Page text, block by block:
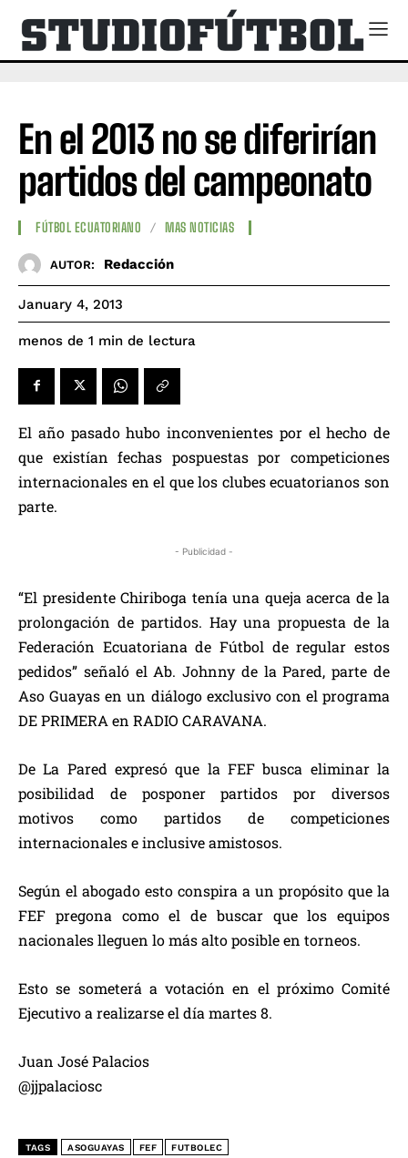
En el 2013 no se diferirían
partidos del campeonato
FÚTBOL ECUATORIANO MAS NOTICIAS
AUTOR: Redacción
January 4, 2013
menos de 1 min de lectura
El año pasado hubo inconvenientes por el hecho de
que existían fechas pospuestas por competiciones
internacionales en el que los clubes ecuatorianos son
parte.
- Publicidad -
“El presidente Chiriboga tenía una queja acerca de la
prolongación de partidos. Hay una propuesta de la
Federación Ecuatoriana de Fútbol de regular estos
pedidos” señaló el Ab. Johnny de la Pared, parte de
Aso Guayas en un diálogo exclusivo con el programa
DE PRIMERA en RADIO CARAVANA.
De La Pared expresó que la FEF busca eliminar la
posibilidad de posponer partidos por diversos
motivos como partidos de competiciones
internacionales e inclusive amistosos.
Según el abogado esto conspira a un propósito que la
FEF pregona como el de buscar que los equipos
nacionales lleguen lo más alto posible en torneos.
Esto se someterá a votación en el próximo Comité
Ejecutivo a realizarse el día martes 8.
Juan José Palacios
@jjpalaciosc
TAGS ASOGUAYAS FEF FUTBOLEC